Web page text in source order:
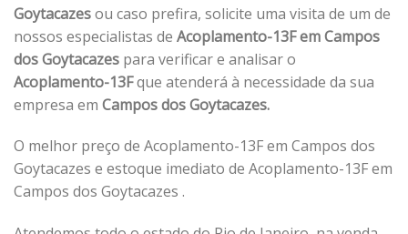
Goytacazesou caso prefira, solicite uma visita de um de
nossos especialistas de Acoplamento-13F em Campos
dos Goytacazes para verificar e analisar o
Acoplamento-13Fque atenderá à necessidade da sua
empresa em Campos dos Goytacazes.
O melhor preço de Acoplamento-13F em Campos dos
Goytacazes e estoque imediato de Acoplamento-13F em
Campos dos Goytacazes .